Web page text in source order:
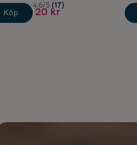
Köp
4.6/5 (17)
20 kr